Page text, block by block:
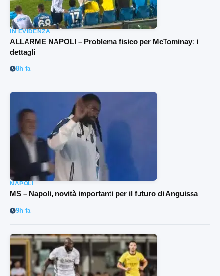
IN EVIDENZA
ALLARME NAPOLI – Problema fisico per McTominay: i
dettagli
8h fa
NAPOLI
MS – Napoli, novità importanti per il futuro di Anguissa
9h fa